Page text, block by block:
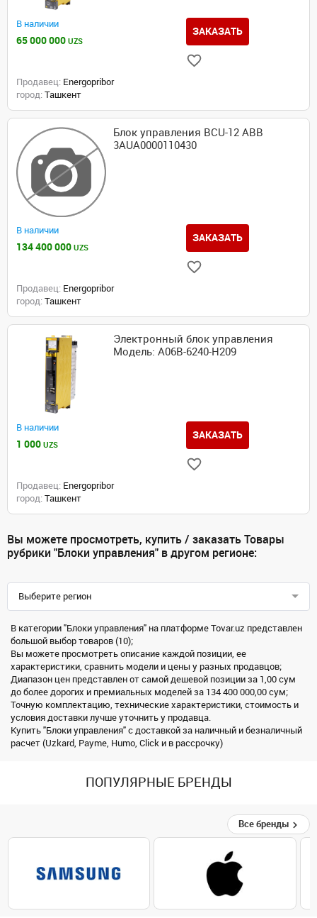
В наличии
65 000 000 UZS
ЗАКАЗАТЬ
Продавец: Energopribor
город: Ташкент
Блок управления BCU-12 ABB
3AUA0000110430
В наличии
134 400 000 UZS
ЗАКАЗАТЬ
Продавец: Energopribor
город: Ташкент
Электронный блок управления
Модель: A06B-6240-H209
В наличии
1 000 UZS
ЗАКАЗАТЬ
Продавец: Energopribor
город: Ташкент
Вы можете просмотреть, купить / заказать Товары
рубрики "Блоки управления" в другом регионе:
Выберите регион
В категории "Блоки управления" на платформе Tovar.uz представлен
большой выбор товаров (10);
Вы можете просмотреть описание каждой позиции, ее
характеристики, сравнить модели и цены у разных продавцов;
Диапазон цен представлен от самой дешевой позиции за 1,00 сум
до более дорогих и премиальных моделей за 134 400 000,00 сум;
Точную комплектацию, технические характеристики, стоимость и
условия доставки лучше уточнить у продавца.
Купить "Блоки управления" с доставкой за наличный и безналичный
расчет (Uzkard, Payme, Humo, Click и в рассрочку)
ПОПУЛЯРНЫЕ БРЕНДЫ
Все бренды